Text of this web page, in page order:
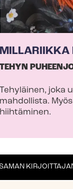
MILLARIIKKA
TEHYN
Tehyläinen, joka
mahdollista.
hiihtäminen.